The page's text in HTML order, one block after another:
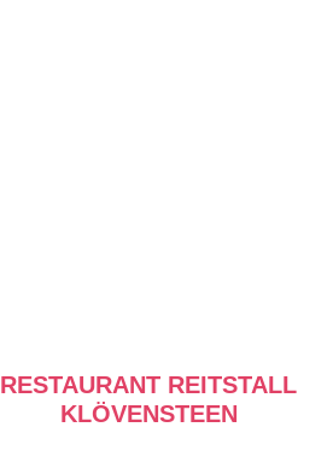
RESTAURANT REITSTALL
KLÖVENSTEEN